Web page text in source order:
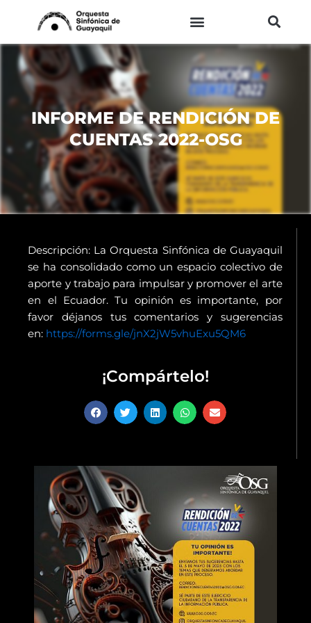
contenido
INFORME DE RENDICIÓN DE
CUENTAS 2022-OSG
Descripción: La Orquesta Sinfónica de Guayaquil
se ha consolidado como un espacio colectivo de
aporte y trabajo para impulsar y promover el arte
en el Ecuador. Tu opinión es importante, por
favor déjanos tus comentarios y sugerencias
en: https://forms.gle/jnX2jW5vhuExu5QM6
¡Compártelo!